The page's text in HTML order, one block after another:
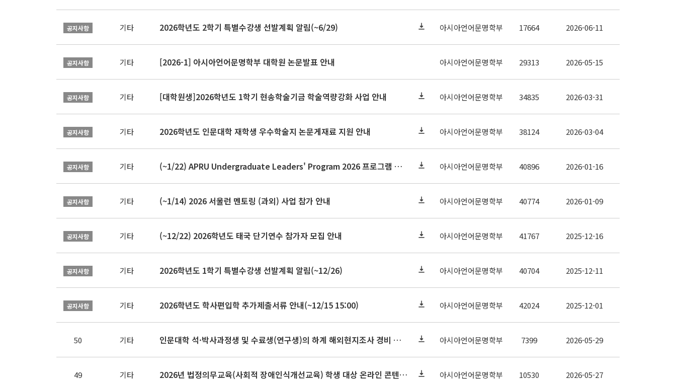
공지사항 기타 2026학년도 2학기 특별수강생 선발계획 알림(~6/29) 아시아언어문명학부 17664 2026-06-11
공지사항 기타 [2026-1] 아시아언어문명학부 대학원 논문발표 안내 아시아언어문명학부 29313 2026-05-15
공지사항 기타 [대학원생]2026학년도 1학기 현송학술기금 학술역량강화 사업 안내 아시아언어문명학부 34835 2026-03-31
공지사항 기타 2026학년도 인문대학 재학생 우수학술지 논문게재료 지원 안내 아시아언어문명학부 38124 2026-03-04
공지사항 기타 (~1/22) APRU Undergraduate Leaders' Program 2026 프로그램 참가자 모집 아시아언어문명학부 40896 2026-01-16
공지사항 기타 (~1/14) 2026 서울런 멘토링 (과외) 사업 참가 안내 아시아언어문명학부 40774 2026-01-09
공지사항 기타 (~12/22) 2026학년도 태국 단기연수 참가자 모집 안내 아시아언어문명학부 41767 2025-12-16
공지사항 기타 2026학년도 1학기 특별수강생 선발계획 알림(~12/26) 아시아언어문명학부 40704 2025-12-11
공지사항 기타 2026학년도 학사편입학 추가제출서류 안내(~12/15 15:00) 아시아언어문명학부 42024 2025-12-01
50 기타 인문대학 석·박사과정생 및 수료생(연구생)의 하계 해외현지조사 경비 지원 안내 아시아언어문명학부 7399 2026-05-29
49 기타 2026년 법정의무교육(사회적 장애인식개선교육) 학생 대상 온라인 콘텐츠 변경 안내 아시아언어문명학부 10530 2026-05-27